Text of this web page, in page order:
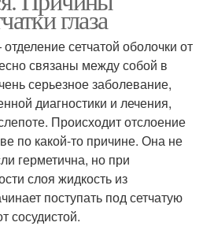
глаза
сетчатой оболочки от
связаны между собой в
серьезное заболевание,
диагностики и лечения,
Происходит отслоение
по какой-то причине. Она не
герметична, но при
слоя жидкость из
поступать под сетчатую
сосудистой.